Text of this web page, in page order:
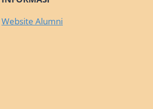
Website Alumni